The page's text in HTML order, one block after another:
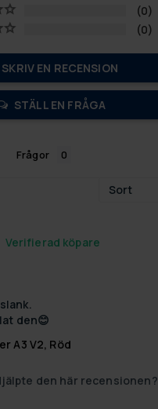
0
0
SKRIV EN RECENSION
STÄLL EN FRÅGA
Frågor
den😊
A3 V2, Röd
den här recensionen?